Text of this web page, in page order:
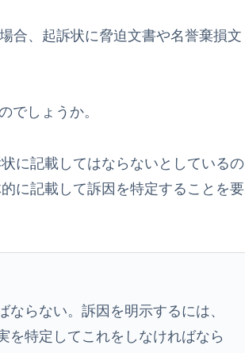
合、起訴状に脅迫文書や名誉棄損文
でしょうか。
に記載してはならないとしているの
に記載して訴因を特定することを要
らない。訴因を明示するには、
を特定してこれをしなければなら